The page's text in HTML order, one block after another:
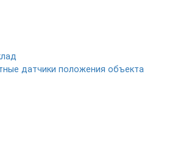
датчики положения объекта